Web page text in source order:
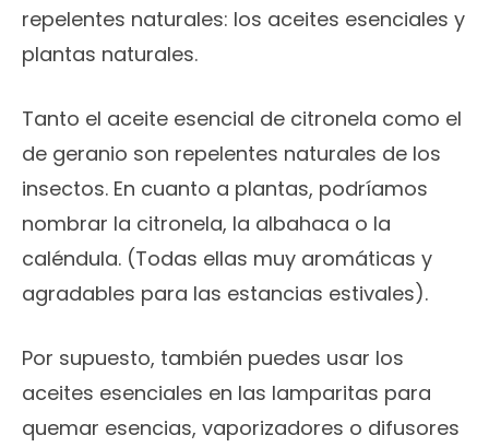
repelentes naturales: los aceites esenciales y
plantas naturales.
Tanto el aceite esencial de citronela como el
de geranio son repelentes naturales de los
insectos. En cuanto a plantas, podríamos
nombrar la citronela, la albahaca o la
caléndula. (Todas ellas muy aromáticas y
agradables para las estancias estivales).
Por supuesto, también puedes usar los
aceites esenciales en las lamparitas para
quemar esencias, vaporizadores o difusores